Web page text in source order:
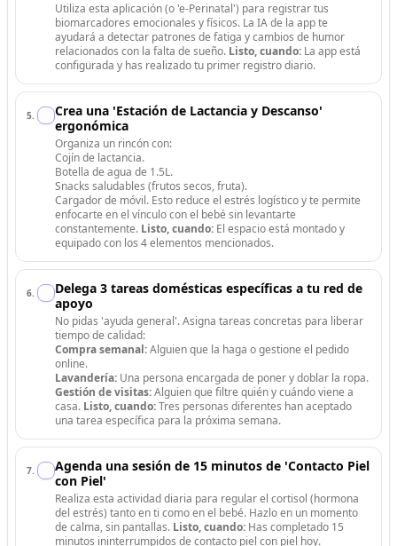
Utiliza esta aplicación (o 'e-Perinatal') para registrar tus
biomarcadores emocionales y físicos. La IA de la app te
ayudará a detectar patrones de fatiga y cambios de humor
relacionados con la falta de sueño. Listo, cuando: La app está
configurada y has realizado tu primer registro diario.
5.
Crea una 'Estación de Lactancia y Descanso'
ergonómica
Organiza un rincón con:
Cojín de lactancia.
Botella de agua de 1.5L.
Snacks saludables (frutos secos, fruta).
Cargador de móvil. Esto reduce el estrés logístico y te permite
enfocarte en el vínculo con el bebé sin levantarte
constantemente. Listo, cuando: El espacio está montado y
equipado con los 4 elementos mencionados.
6.
Delega 3 tareas domésticas específicas a tu red de
apoyo
No pidas 'ayuda general'. Asigna tareas concretas para liberar
tiempo de calidad:
Compra semanal:Alguien que la haga o gestione el pedido
online.
Lavandería: Una persona encargada de poner y doblar la ropa.
Gestión de visitas:Alguien que filtre quién y cuándo viene a
casa. Listo, cuando:Tres personas diferentes han aceptado
una tarea específica para la próxima semana.
7.
Agenda una sesión de 15 minutos de 'Contacto Piel
con Piel'
Realiza esta actividad diaria para regular el cortisol (hormona
del estrés) tanto en ti como en el bebé. Hazlo en un momento
de calma, sin pantallas. Listo, cuando: Has completado 15
minutos ininterrumpidos de contacto piel con piel hoy.